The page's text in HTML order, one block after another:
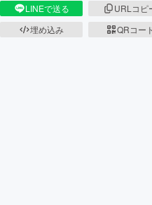
LINEで送る
URLコピ
埋め込み
QRコー